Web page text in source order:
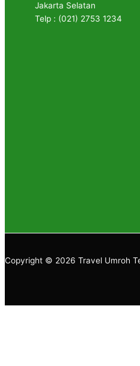
Jakarta Selatan
Telp : (021) 2753 1234
Copyright © 2026 Travel Umroh